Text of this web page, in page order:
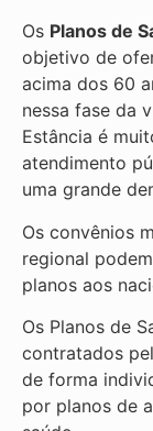
Os Planos de
objetivo de
acima dos 60
nessa fase da
Estância é
atendimento
uma grande
Os convênios
regional
planos aos
Os Planos de
contratados
de forma
por planos de